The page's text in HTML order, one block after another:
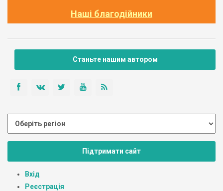
Наші благодійники
Станьте нашим автором
Підтримати сайт
Вхід
Реєстрація